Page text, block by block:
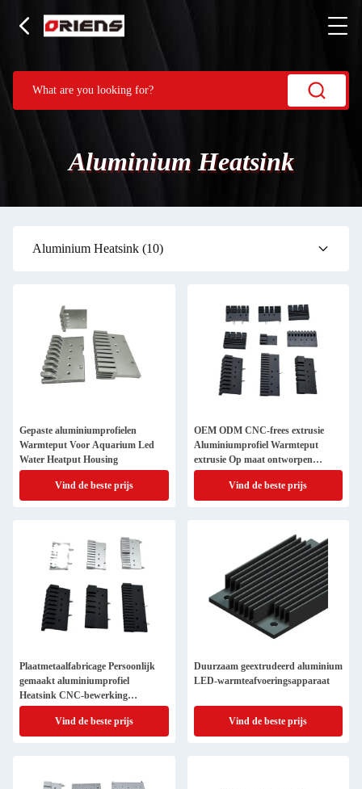
Aluminium Heatsink
Aluminium Heatsink (10)
Gepaste aluminiumprofielen
Warmteput Voor Aquarium Led
Water Heatput Housing
Vind de beste prijs
OEM ODM CNC-frees extrusie
Aluminiumprofiel Warmteput
extrusie Op maat ontworpen
warmteput voor LED
Vind de beste prijs
Plaatmetaalfabricage Persoonlijk
gemaakt aluminiumprofiel
Heatsink CNC-bewerking
Aluminium extrusie radiator
Vind de beste prijs
Duurzaam geextrudeerd aluminium
LED-warmteafvoeringsapparaat
Vind de beste prijs